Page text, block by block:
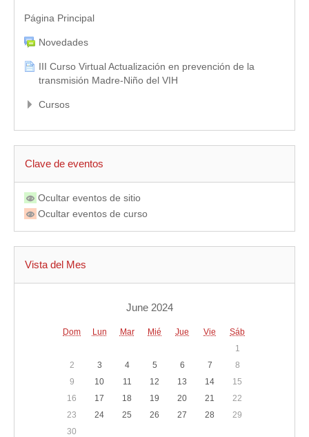
Página Principal
Novedades
III Curso Virtual Actualización en prevención de la
transmisión Madre-Niño del VIH
Cursos
Clave de eventos
Ocultar eventos de sitio
Ocultar eventos de curso
Vista del Mes
June 2024
Dom Lun Mar Mié Jue Vie
Sáb
1
2
3 4 5 6 7
8
9
10 11 12 13 14
15
16
17 18 19 20 21
22
23
24 25 26 27 28
29
30